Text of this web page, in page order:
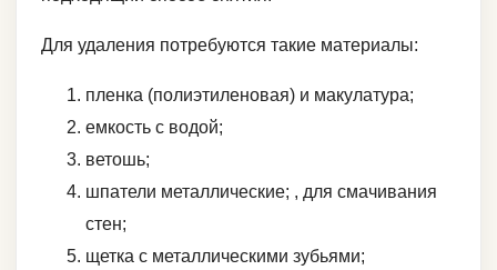
Для удаления потребуются такие материалы:
пленка (полиэтиленовая) и макулатура;
емкость с водой;
ветошь;
шпатели металлические; , для смачивания
стен;
щетка с металлическими зубьями;